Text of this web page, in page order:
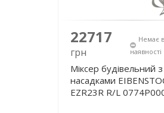
22717
грн
Немає в
наявності
Міксер будівельний
насадками
EZR23R R/L